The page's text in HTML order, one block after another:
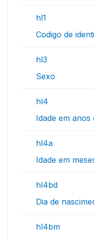
hl1
Codigo de
hl3
Sexo
hl4
Idade em anos
hl4a
Idade em
hl4bd
Dia de
hl4bm